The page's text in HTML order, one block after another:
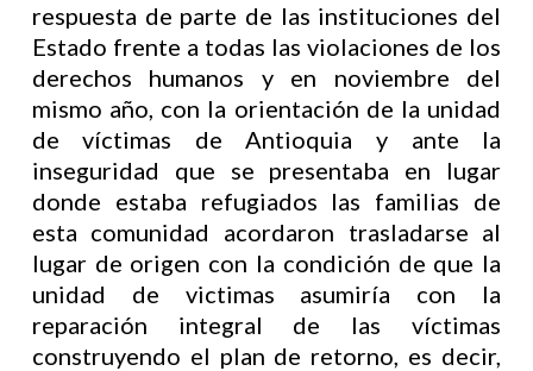
respuesta de parte de las instituciones del
Estado frente a todas las violaciones de los
derechos humanos y en noviembre del
mismo año, con la orientación de la unidad
de víctimas de Antioquia y ante la
inseguridad que se presentaba en lugar
donde estaba refugiados las familias de
esta comunidad acordaron trasladarse al
lugar de origen con la condición de que la
unidad de victimas asumiría con la
reparación integral de las víctimas
construyendo el plan de retorno, es decir,